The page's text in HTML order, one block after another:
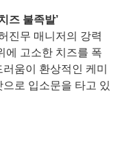
즈 불족발’
진무 매니저의 강력
에 고소한 치즈를 폭
움이 환상적인 케미
로 입소문을 타고 있